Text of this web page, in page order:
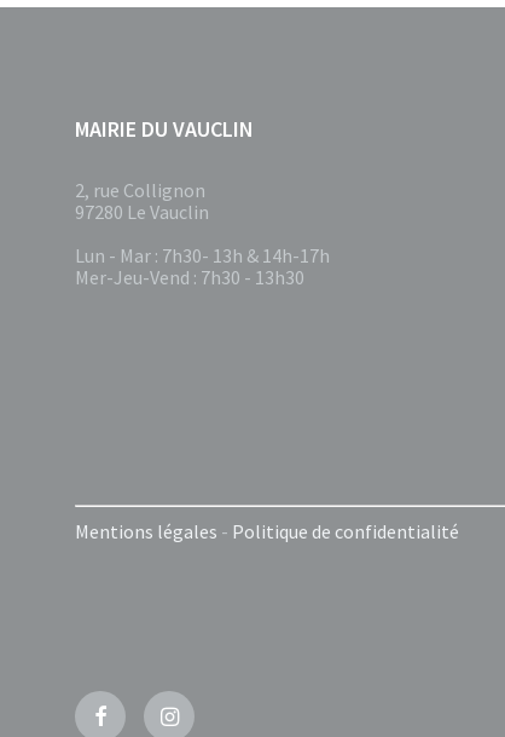
MAIRIE DU VAUCLIN
2, rue Collignon
97280 Le Vauclin
Lun - Mar : 7h30- 13h & 14h-17h
Mer-Jeu-Vend : 7h30 - 13h30
Mentions légales - Politique de confidentialité
FacebookInstagram